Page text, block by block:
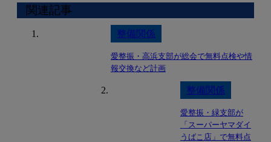
関連記事
整備関係
愛整振・高浜支部が総会で無料点検や情
報交換など計画
整備関係
愛整振・緑支部が
「スーパーヤマダイ
うばこ店」で無料点